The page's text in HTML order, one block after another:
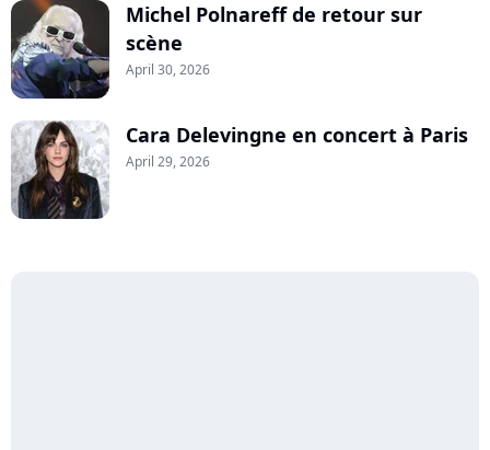
Michel Polnareff de retour sur
scène
April 30, 2026
Cara Delevingne en concert à Paris
April 29, 2026